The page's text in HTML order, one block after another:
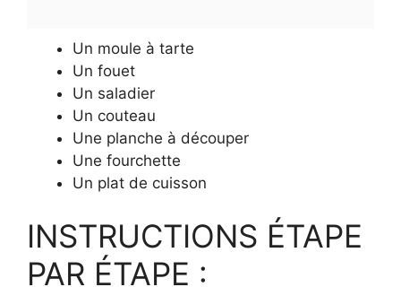
Un moule à tarte
Un fouet
Un saladier
Un couteau
Une planche à découper
Une fourchette
Un plat de cuisson
INSTRUCTIONS ÉTAPE
PAR ÉTAPE :